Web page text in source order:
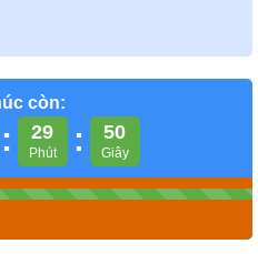
còn:
: 29
Phút : 49
Giây